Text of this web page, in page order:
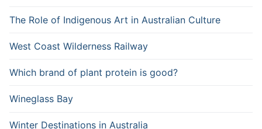
The Role of Indigenous Art in Australian Culture
West Coast Wilderness Railway
Which brand of plant protein is good?
Wineglass Bay
Winter Destinations in Australia